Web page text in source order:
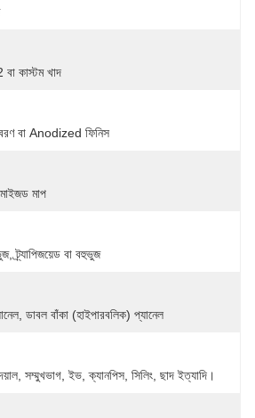
কাস্টম খাদ
বা Anodized ফিনিস
মাপ
ট্র্যাপিজয়েড বা বহুভুজ
ডাবল বাঁকা (হাইপারবলিক) প্যানেল
সম্মুখভাগ, ইভ, ক্যানপিস, সিলিং, ছাদ ইত্যাদি।